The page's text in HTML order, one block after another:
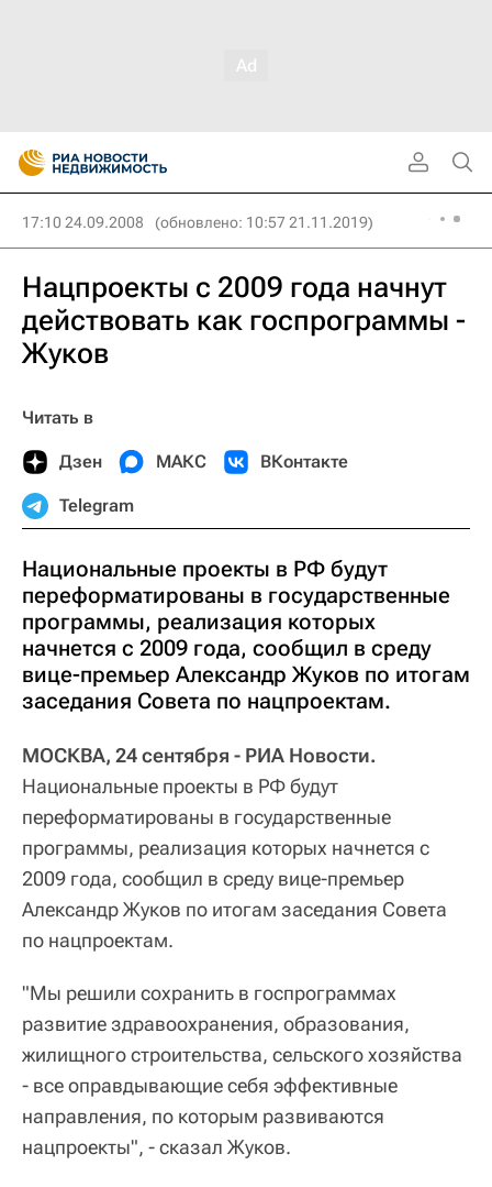
17:10 24.09.2008 (обновлено: 10:57 21.11.2019)
Нацпроекты с 2009 года начнут
действовать как госпрограммы -
Жуков
Читать в
Дзен МАКС ВКонтакте
Telegram
Национальные проекты в РФ будут
переформатированы в государственные
программы, реализация которых
начнется с 2009 года, сообщил в среду
вице-премьер Александр Жуков по итогам
заседания Совета по нацпроектам.
МОСКВА, 24 сентября - РИА Новости.
Национальные проекты в РФ будут
переформатированы в государственные
программы, реализация которых начнется с
2009 года, сообщил в среду вице-премьер
Александр Жуков по итогам заседания Совета
по нацпроектам.
"Мы решили сохранить в госпрограммах
развитие здравоохранения, образования,
жилищного строительства, сельского хозяйства
- все оправдывающие себя эффективные
направления, по которым развиваются
нацпроекты", - сказал Жуков.